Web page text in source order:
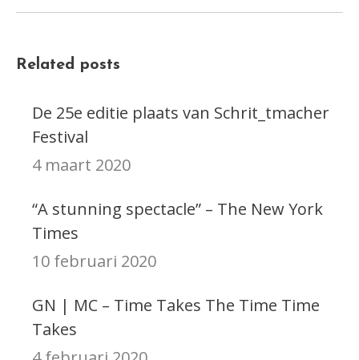
Related posts
De 25e editie plaats van Schrit_tmacher
Festival
4 maart 2020
“A stunning spectacle” – The New York
Times
10 februari 2020
GN | MC – Time Takes The Time Time
Takes